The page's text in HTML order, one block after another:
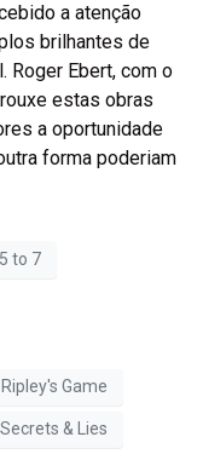
a atenção
brilhantes de
Roger Ebert, com o
estas obras
a oportunidade
forma poderiam
to 7
Ripley's Game
Secrets & Lies